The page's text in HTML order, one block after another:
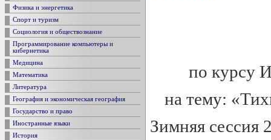
Физика и энергетика
Спорт и туризм
Социология и обществознание
Программирование компьютеры и
кибернетика
Медицина
Математика
Литература
География и экономическая география
Государство и право
Иностранные языки
История
по курсу
на тему:
Зимняя сессия